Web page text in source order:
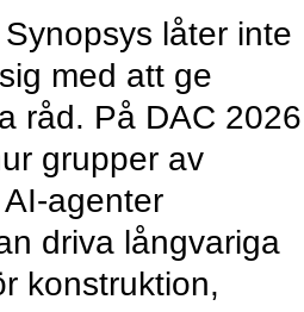
låter inte
med att ge
råd. På DAC 2026
grupper av
agenter
driva långvariga
konstruktion,